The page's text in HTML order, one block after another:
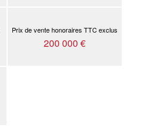
Prix de vente honoraires TTC exclus
200 000 €